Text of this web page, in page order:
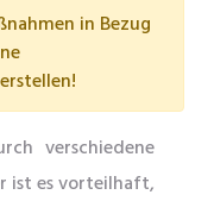
in Bezug
verschiedene
ist es vorteilhaft,